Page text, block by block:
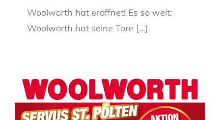
Woolworth hat eröffnet! Es so weit:
Woolworth hat seine Tore […]